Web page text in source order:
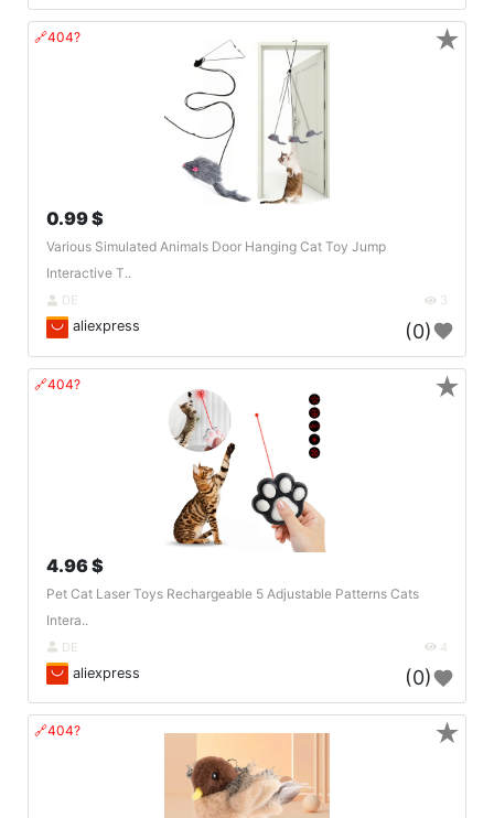
🔗404?
0.99 $
Various Simulated Animals Door Hanging Cat Toy Jump
Interactive T..
DE 3
aliexpress (0)
★
🔗404?
4.96 $
Pet Cat Laser Toys Rechargeable 5 Adjustable Patterns Cats
Intera..
DE 4
aliexpress (0)
★
🔗404? ★